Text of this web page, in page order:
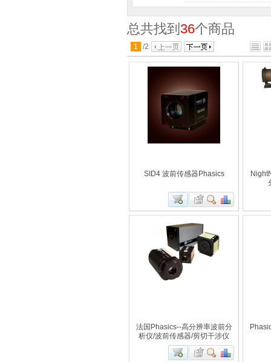
总共找到 36个商品
1 /2
SID4 波前传感器Phasics
法国Phasics--高分辨率波前分
析仪/波前传感器/剪切干涉仪